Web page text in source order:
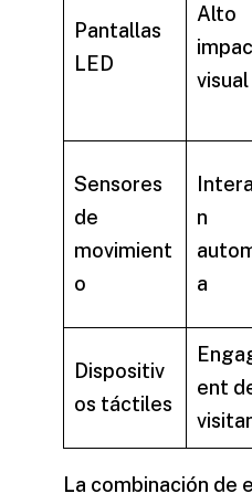
Pantallas
LED
Alto
visual
Sensores
de
movimient
o
n
a
Dispositiv
os táctiles
ent
La combinación de